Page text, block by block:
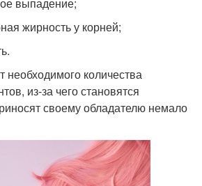
выпадение;
жирность у корней;
количества
из-за чего становятся
своему обладателю немало